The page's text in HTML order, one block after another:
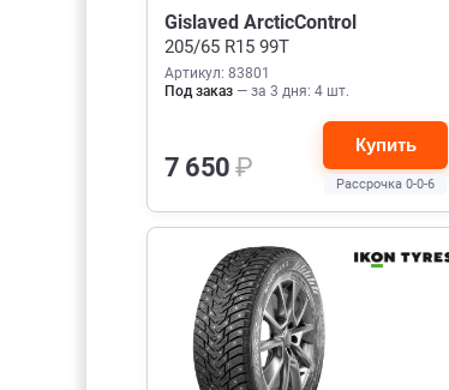
Gislaved ArcticControl
205/65 R15 99T
Артикул: 83801
Под заказ — за 3 дня: 4 шт.
7 650₽
Купить
Рассрочка 0-0-6